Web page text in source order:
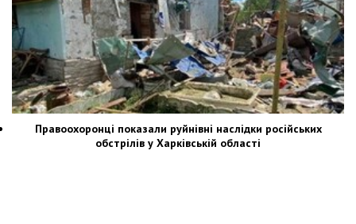
Правоохоронці показали руйнівні наслідки російських
обстрілів у Харківській області